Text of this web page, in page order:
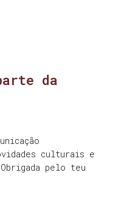
da
culturais e
pelo teu